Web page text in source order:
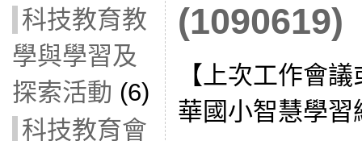
科技教育教
學與學習及
探索活動 (6)
科技教育會
(1090619)
【上次工作會
華國小智慧學習